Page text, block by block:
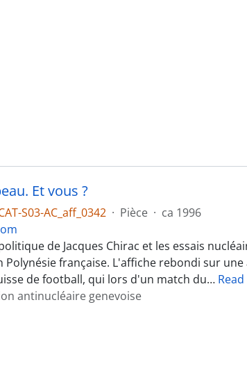
Et vous ?
S03-AC_aff_0342 · Pièce · ca 1996
de Jacques Chirac et les essais
Polynésie française. L'affiche rebondi sur
de football, qui lors d'un match du…
antinucléaire genevoise